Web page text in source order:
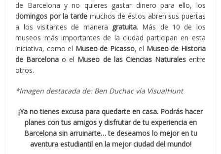
de Barcelona y no quieres gastar dinero para ello, los
domingos por la tarde muchos de éstos abren sus puertas
a los visitantes de manera gratuita. Más de 10 de los
museos más importantes de la ciudad participan en esta
iniciativa, como el Museo de Picasso, el Museo de Historia
de Barcelonao el Museo de las Ciencias Naturales entre
otros.
*Imagen destacada de: Ben Duchac vía VisualHunt
¡Ya no tienes excusa para quedarte en casa. Podrás hacer
planes con tus amigos y disfrutar de tu experiencia en
Barcelona sin arruinarte… te deseamos lo mejor en tu
aventura estudiantil en la mejor ciudad del mundo!